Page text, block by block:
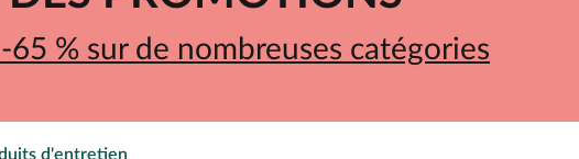
-65 % sur de nombreuses catégories
d'entretien